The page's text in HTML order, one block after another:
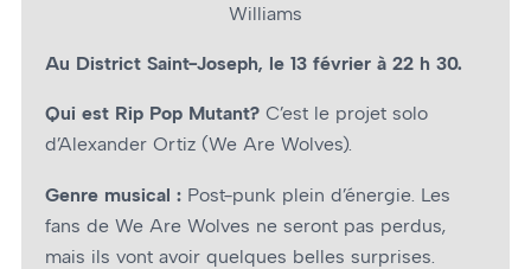
Williams
Au District Saint-Joseph, le 13 février à 22 h 30.
Qui est Rip Pop Mutant? C’est le projet solo
d’Alexander Ortiz (We Are Wolves).
Genre musical : Post-punk plein d’énergie. Les
fans de We Are Wolves ne seront pas perdus,
mais ils vont avoir quelques belles surprises.